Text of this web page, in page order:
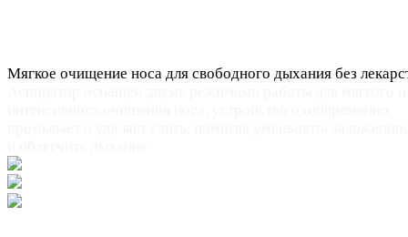
Мягкое очищение носа для свободного дыхания без